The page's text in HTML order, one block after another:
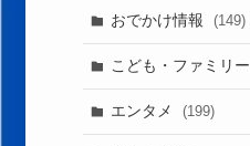
おでかけ情報 (149)
こども・ファミリー
エンタメ (199)